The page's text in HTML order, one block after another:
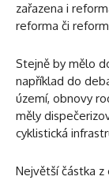
zařazena i
reforma či
Stejně by mělo
například do
území, obnovy
měly
cyklistická
Největší částka